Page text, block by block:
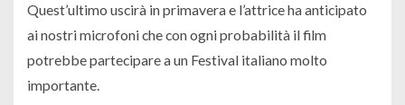
Quest’ultimo uscirà in primavera e l’attrice ha anticipato
ai nostri microfoni che con ogni probabilità il film
potrebbe partecipare a un Festival italiano molto
importante.